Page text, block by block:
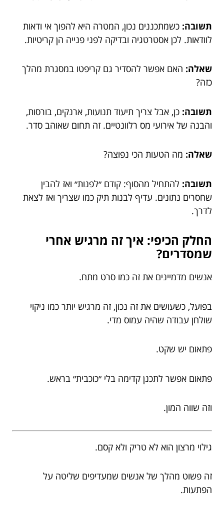
תשובה: כשמתכננים נכון, המטרה היא להפוך אי ודאות
לוודאות. לכן אסטרטגיה ובדיקה לפני פנייה הן קריטיות.
שאלה: האם אפשר להסדיר גם קריפטו במסגרת מהלך
כזה?
תשובה: כן, אבל צריך תיעוד תנועות, ארנקים, בורסות,
והבנה של אירועי מס רלוונטיים. זה תחום שאוהב סדר.
שאלה: מה הטעות הכי נפוצה?
תשובה: להתחיל מהסוף: קודם ״לפנות״ ואז להבין
שחסרים נתונים. עדיף לבנות תיק כמו שצריך ואז לצאת
לדרך.
החלק הכיפי: איך זה מרגיש אחרי
שמסדרים?
אנשים מדמיינים את זה כמו סרט מתח.
בפועל, כשעושים את זה נכון, זה מרגיש יותר כמו ניקוי
שולחן עבודה שהיה עמוס מדי.
פתאום יש שקט.
פתאום אפשר לתכנן קדימה בלי ״כוכבית״ בראש.
וזה שווה המון.
גילוי מרצון הוא לא טריק ולא קסם.
זה פשוט מהלך של אנשים שמעדיפים שליטה על
הפתעות.